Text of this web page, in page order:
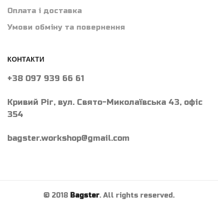
Оплата і доставка
Умови обміну та повернення
КОНТАКТИ
+38 097 939 66 61
Кривий Ріг, вул. Свято-Миколаївська 43, офіс
354
bagster.workshop@gmail.com
© 2018 Bagster. All rights reserved.